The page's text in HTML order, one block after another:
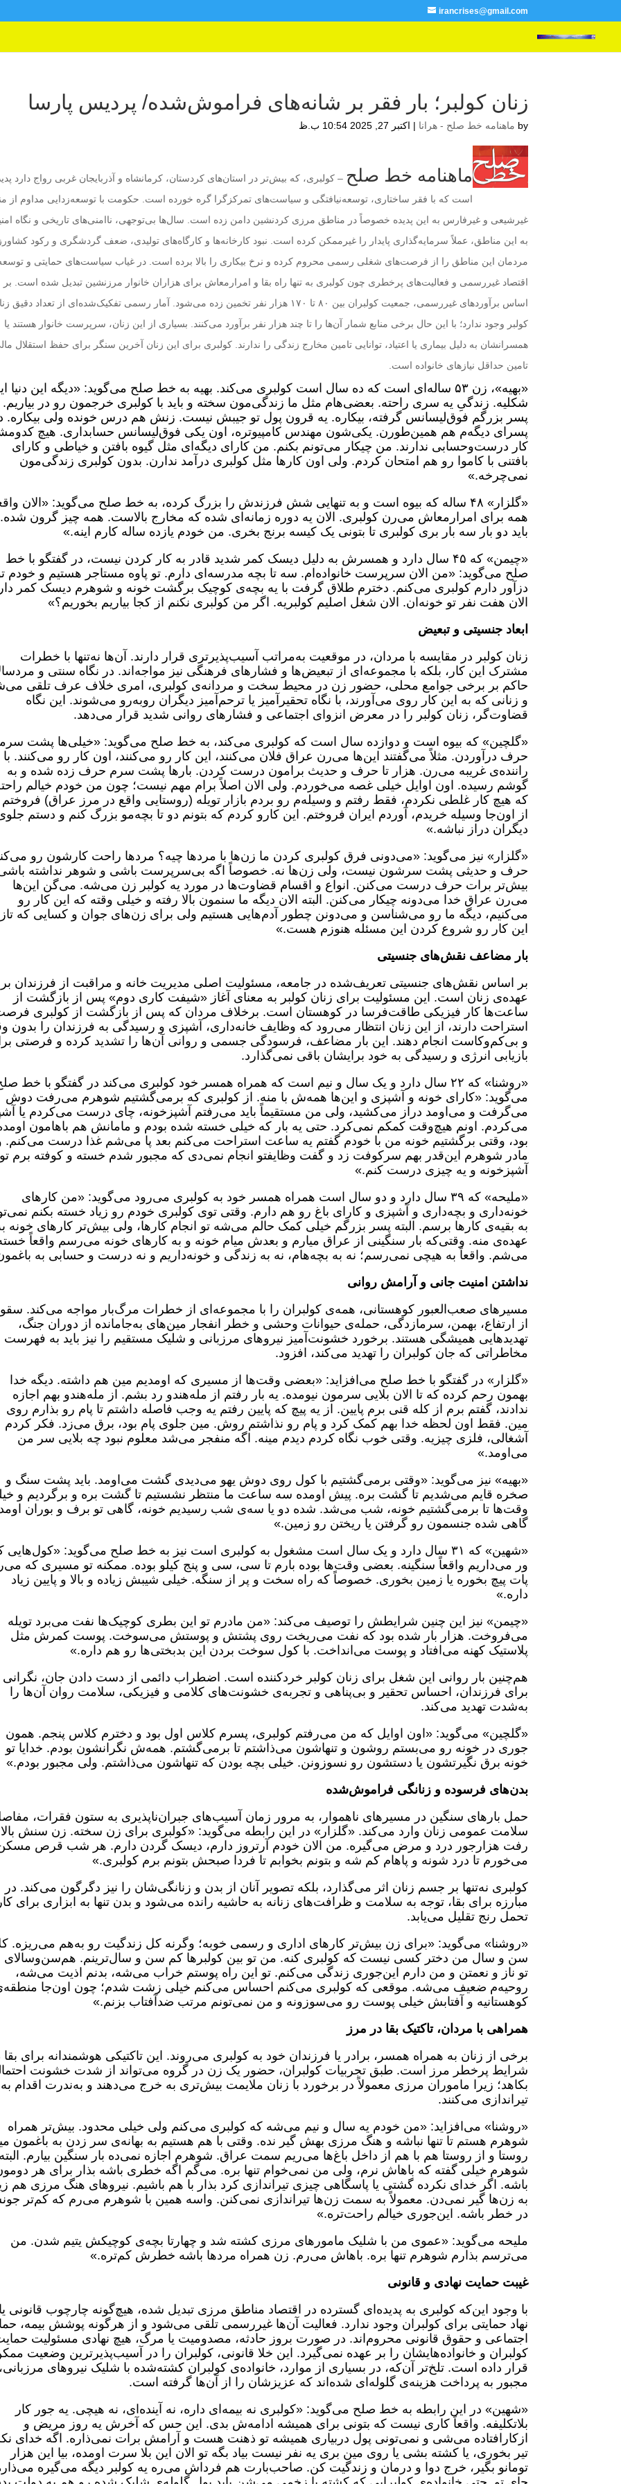
irancrises@gmail.com
زنان کولبر؛ بار فقر بر شانه‌های فراموش‌شده/ پردیس پارسا
by ماهنامه خط صلح - هرانا | اکتبر 27, 2025 10:54 ب.ظ
ماهنامه خط صلح – کولبری، که بیش‌تر در استان‌های کردستان، کرمانشاه و آذربایجان غربی رواج دارد
است که با فقر ساختاری، توسعه‌نیافتگی و سیاست‌های تمرکزگرا گره خورده است. حکومت با توسعه‌زدایی مداوم از
غیرشیعی و غیرفارس به این پدیده خصوصاً در مناطق مرزی کردنشین دامن زده است. سال‌ها بی‌توجهی، ناامنی‌های تاریخی و نگاه
به این مناطق، عملاً سرمایه‌گذاری پایدار را غیرممکن کرده است. نبود کارخانه‌ها و کارگاه‌های تولیدی، ضعف گردشگری و رکود
مردمان این مناطق را از فرصت‌های شغلی رسمی محروم کرده و نرخ بیکاری را بالا برده است. در غیاب سیاست‌های حمایتی و
اقتصاد غیررسمی و فعالیت‌های پرخطری چون کولبری به تنها راه بقا و امرارمعاش برای هزاران خانوار مرزنشین تبدیل شده است. بر
اساس برآوردهای غیررسمی، جمعیت کولبران بین ۸۰ تا ۱۷۰ هزار نفر تخمین زده می‌شود. آمار رسمی تفکیک‌شده‌ای از تعداد دقیق
کولبر وجود ندارد؛ با این حال برخی منابع شمار آن‌ها را تا چند هزار نفر برآورد می‌کنند. بسیاری از این زنان، سرپرست خانوار هستند یا
همسرانشان به دلیل بیماری یا اعتیاد، توانایی تامین مخارج زندگی را ندارند. کولبری برای این زنان آخرین سنگر برای حفظ استقلال
تامین حداقل نیازهای خانواده است.
«بهیه»، زن ۵۳ ساله‌ای است که ده سال است کولبری می‌کند. بهیه به خط صلح می‌گوید: «دیگه این دنیا
شکلیه. زندگیِ یه سری راحته. بعضی‌هام مثل ما زندگی‌مون سخته و باید با کولبری خرجمون رو در بیاریم.
پسر بزرگم فوق‌لیسانس گرفته، بیکاره. یه قرون پول تو جیبش نیست. زنش هم درس خونده ولی بیکاره.
پسرای دیگه‌م هم همین‌طورن. یکی‌شون مهندس کامپیوتره، اون یکی فوق‌لیسانس حسابداری. هیچ
کار درست‌وحسابی ندارند. من چیکار می‌تونم بکنم. من کارای دیگه‌ای مثل گیوه بافتن و خیاطی و کارای
بافتنی با کاموا رو هم امتحان کردم. ولی اون کارها مثل کولبری درآمد ندارن. بدون کولبری زندگی‌مون
نمی‌چرخه.»
«گلزار» ۴۸‌ ساله که بیوه است و به تنهایی شش فرزندش را بزرگ کرده، به خط صلح می‌گوید: «الان
همه برای امرارمعاش می‌رن کولبری. الان یه دوره زمانه‌ای شده که مخارج بالاست. همه چیز گرون شده.
باید دو بار سه بار بری کولبری تا بتونی یک کیسه برنج بخری. من خودم یازده ساله کارم اینه.»
«چیمن» که ۴۵ سال دارد و همسرش به دلیل دیسک کمر شدید قادر به کار کردن نیست، در گفتگو با خط
صلح می‌گوید: «من الان سرپرست خانواده‌ام. سه تا بچه مدرسه‌ای دارم. تو پاوه مستاجر هستیم و خودم
دزآور دارم کولبری می‌کنم. دخترم طلاق گرفت با یه بچه‌ی کوچیک برگشت خونه و شوهرم دیسک کمر
الان هفت نفر تو خونه‌ان. الان شغل اصلیم کولبریه. اگر من کولبری نکنم از کجا بیاریم بخوریم؟»
ابعاد جنسیتی و تبعیض
زنان کولبر در مقایسه با مردان، در موقعیت به‌مراتب آسیب‌پذیرتری قرار دارند. آن‌ها نه‌تنها با خطرات
مشترک این کار، بلکه با مجموعه‌ای از تبعیض‌ها و فشارهای فرهنگی نیز مواجه‌اند. در نگاه سنتی و
حاکم بر برخی جوامع محلی، حضور زن در محیط سخت و مردانه‌ی کولبری، امری خلاف عرف تلقی
و زنانی که به این کار روی می‌آورند، با نگاه تحقیرآمیز یا ترحم‌آمیز دیگران روبه‌رو می‌شوند. این نگاه
قضاوت‌گر، زنان کولبر را در معرض انزوای اجتماعی و فشارهای روانی شدید قرار می‌دهد.
«گلچین» که بیوه است و دوازده سال است که کولبری می‌کند، به خط صلح می‌گوید: «خیلی‌ها پشت
حرف درآوردن. مثلاً می‌گفتند این‌ها می‌رن عراق فلان می‌کنند، این کار رو می‌کنند، اون کار رو می‌کنند. با
راننده‌ی غریبه می‌رن. هزار تا حرف و حدیث برامون درست کردن. بارها پشت سرم حرف زده شده و به
گوشم رسیده. اون اوایل خیلی غصه می‌خوردم. ولی الان اصلاً برام مهم نیست؛ چون من خودم خیالم
که هیچ کار غلطی نکردم، فقط رفتم و وسیله‌م رو بردم بازار تویله (روستایی واقع در مرز عراق) فروختم
از اون‌جا وسیله خریدم، آوردم ایران فروختم. این کارو کردم که بتونم دو تا بچه‌مو بزرگ کنم و دستم
دیگران دراز نباشه.»
«گلزار» نیز می‌گوید: «می‌دونی فرق کولبری کردن ما زن‌ها با مردها چیه؟ مردها راحت کارشون رو
حرف و حدیثی پشت سرشون نیست، ولی زن‌ها نه. خصوصاً اگه بی‌سرپرست باشی و شوهر نداشته
بیش‌تر برات حرف درست می‌کنن. انواع و اقسام قضاوت‌ها در مورد یه کولبر زن می‌شه. می‌گن این‌ها
می‌رن عراق خدا می‌دونه چیکار می‌کنن. البته الان دیگه ما سنمون بالا رفته و خیلی وقته که این کار رو
می‌کنیم، دیگه ما رو می‌شناسن و می‌دونن چطور آدم‌هایی هستیم ولی برای زن‌های جوان و کسایی که
این کار رو شروع کردن این مسئله هنوزم هست.»
بار مضاعف نقش‌های جنسیتی
بر اساس نقش‌های جنسیتی تعریف‌شده در جامعه، مسئولیت اصلی مدیریت خانه و مراقبت از فرزندان بر
عهده‌ی زنان است. این مسئولیت برای زنان کولبر به معنای آغاز «شیفت کاری دوم» پس از بازگشت از
ساعت‌ها کار فیزیکی طاقت‌فرسا در کوهستان است. برخلاف مردان که پس از بازگشت از کولبری
استراحت دارند، از این زنان انتظار می‌رود که وظایف خانه‌داری، آشپزی و رسیدگی به فرزندان را بدون
و بی‌کم‌وکاست انجام دهند. این بار مضاعف، فرسودگی جسمی و روانی آن‌ها را تشدید کرده و فرصتی
بازیابی انرژی و رسیدگی به خود برایشان باقی نمی‌گذارد.
«روشنا» که ۲۲ سال دارد و یک سال و نیم است که همراه همسر خود کولبری می‌کند در گفتگو با خط
می‌گوید: «کارای خونه و آشپزی و این‌ها همه‌ش با منه. از کولبری که برمی‌گشتیم شوهرم می‌رفت دوش
می‌گرفت و می‌اومد دراز می‌کشید، ولی من مستقیماً باید می‌رفتم آشپزخونه، چای درست می‌کردم یا
می‌کردم. اونم هیچ‌وقت کمکم نمی‌کرد. حتی یه بار که خیلی خسته شده بودم و مامانش هم باهامون
بود، وقتی برگشتیم خونه من با خودم گفتم یه ساعت استراحت می‌کنم بعد پا می‌شم غذا درست می‌کنم.
مادر شوهرم این‌قدر بهم سرکوفت زد و گفت وظایفتو انجام نمی‌دی که مجبور شدم خسته و کوفته برم تو
آشپزخونه و یه چیزی درست کنم.»
«ملیحه» که ۳۹ سال دارد و دو سال است همراه همسر خود به کولبری می‌رود می‌گوید: «من کارهای
خونه‌داری و بچه‌داری و آشپزی و کارای باغ رو هم دارم. وقتی توی کولبری خودم رو زیاد خسته بکنم
به بقیه‌ی کارها برسم. البته پسر بزرگم خیلی کمک حالم می‌شه تو انجام کارها، ولی بیش‌تر کارهای خونه
عهده‌ی منه. وقتی‌که بار سنگینی از عراق میارم و بعدش میام خونه و به کارهای خونه می‌رسم واقعاً
می‌شم. واقعاً به هیچی نمی‌رسم؛ نه به بچه‌هام، نه به زندگی و خونه‌داریم و نه درست و حسابی به
نداشتن امنیت جانی و آرامش روانی
مسیرهای صعب‌العبور کوهستانی، همه‌‌ی کولبران را با مجموعه‌ای از خطرات مرگ‌بار مواجه می‌کند.
از ارتفاع، بهمن، سرمازدگی، حمله‌ی حیوانات وحشی و خطر انفجار مین‌های به‌جامانده از دوران جنگ،
تهدیدهایی همیشگی هستند. برخورد خشونت‌آمیز نیروهای مرزبانی و شلیک مستقیم را نیز باید به فهرست
مخاطراتی که جان کولبران را تهدید می‌کند، افزود.
«گلزار» در گفتگو با خط صلح می‌افزاید: «بعضی وقت‌ها از مسیری که اومدیم مین هم داشته. دیگه خدا
بهمون رحم کرده که تا الان بلایی سرمون نیومده. یه بار رفتم از مله‌هندو رد بشم. از مله‌هندو بهم اجازه
ندادند، گفتم برم از کله قنی برم پایین. از یه پیچ که پایین رفتم یه وجب فاصله داشتم تا پام رو بذارم روی
مین. فقط اون لحظه خدا بهم کمک کرد و پام رو نذاشتم روش. مین جلوی پام بود، برق می‌زد. فکر کردم
آشغالی، فلزی‌ چیزیه. وقتی خوب نگاه کردم دیدم مینه. اگه منفجر می‌شد معلوم نبود چه بلایی سر من
می‌اومد.»
«بهیه» نیز می‌گوید: «وقتی برمی‌گشتیم با کول روی دوش یهو می‌دیدی گشت می‌اومد. باید پشت سنگ و
صخره قایم می‌شدیم تا گشت بره. پیش اومده سه ساعت ما منتظر نشستیم تا گشت بره و برگردیم و
وقت‌ها تا برمی‌گشتیم خونه، شب می‌شد. شده دو یا سه‌ی شب رسیدیم خونه، گاهی تو برف و بوران
گاهی شده جنسمون رو گرفتن یا ریختن رو زمین.»
«شهین» که ۳۱ سال دارد و یک سال است مشغول به کولبری‌ است نیز به خط صلح می‌گوید: «کول‌هایی
ور می‌داریم واقعاً سنگینه. بعضی وقت‌ها بوده بارم تا سی، سی و پنج کیلو بوده. ممکنه تو مسیری که
پات پیچ بخوره یا زمین بخوری. خصوصاً که راه سخت و پر از سنگه. خیلی شیبش زیاده و بالا و پایین زیاد
داره.»
«چیمن» نیز این چنین شرایطش را توصیف می‌کند: «من مادرم تو این بطری کوچیک‌ها نفت می‌برد تویله
می‌فروخت. هزار بار شده بود که نفت می‌ریخت روی پشتش و پوستش می‌سوخت. پوست کمرش مثل
پلاستیک کهنه می‌افتاد و پوست می‌انداخت. با کول سوخت بردن این بدبختی‌ها رو هم داره.»
هم‌چنین بار روانی این شغل برای زنان کولبر خردکننده است. اضطراب دائمی از دست دادن جان، نگرانی
برای فرزندان، احساس تحقیر و بی‌پناهی و تجربه‌ی خشونت‌های کلامی و فیزیکی، سلامت روان آن‌ها را
به‌شدت تهدید می‌کند.
«گلچین» می‌گوید: «اون اوایل که من می‌رفتم کولبری، پسرم کلاس اول بود و دخترم کلاس پنجم. همون
جوری در خونه رو می‌بستم روشون و تنهاشون می‌ذاشتم تا برمی‌گشتم. همه‌ش نگرانشون بودم. خدایا تو
خونه برق نگیرتشون یا دستشون رو نسوزونن. خیلی بچه بودن که تنهاشون می‌ذاشتم. ولی مجبور بودم.»
بدن‌های فرسوده و زنانگی فراموش‌شده
حمل بارهای سنگین در مسیرهای ناهموار، به مرور زمان آسیب‌های جبران‌ناپذیری به ستون فقرات،
سلامت عمومی زنان وارد می‌کند. «گلزار» در این رابطه می‌گوید: «کولبری برای زن سخته. زن سنش بالا
رفت هزارجور درد و مرض می‌گیره. من الان خودم آرتروز دارم، دیسک گردن دارم. هر شب قرص
می‌خورم تا درد شونه و پاهام کم شه و بتونم بخوابم تا فردا صبحش بتونم برم کولبری.»
کولبری نه‌تنها بر جسم زنان اثر می‌گذارد، بلکه تصویر آنان از بدن و زنانگی‌شان را نیز دگرگون می‌کند. در
مبارزه برای بقا، توجه به سلامت و ظرافت‌های زنانه به حاشیه رانده می‌شود و بدن تنها به ابزاری برای
تحمل رنج تقلیل می‌یابد.
«روشنا» می‌گوید: «برای زن بیش‌تر کارهای اداری و رسمی خوبه؛ وگرنه کل زندگیت رو به‌هم می‌ریزه.
سن و سال من دختر کسی نیست که کولبری کنه. من تو بین کولبرها کم سن و سال‌ترینم.
تو ناز و نعمتن و من دارم این‌جوری زندگی می‌کنم. تو این راه پوستم خراب می‌شه، بدنم اذیت می‌شه،
روحیه‌م ضعیف می‌شه. موقعی که کولبری می‌کنم احساس می‌کنم خیلی زشت شدم؛ چون اون‌جا
کوهستانیه و آفتابش خیلی پوست رو می‌سوزونه و من نمی‌تونم مرتب ضدآفتاب بزنم.»
همراهی با مردان، تاکتیک بقا در مرز
برخی از زنان به همراه همسر، برادر یا فرزندان خود به کولبری می‌روند. این تاکتیکی هوشمندانه برای بقا
شرایط پرخطر مرز است. طبق تجربیات کولبران، حضور یک زن در گروه می‌تواند از شدت خشونت
بکاهد؛ زیرا ماموران مرزی معمولاً در برخورد با زنان ملایمت بیش‌تری به خرج می‌دهند و به‌ندرت اقدام به
تیراندازی می‌کنند.
«روشنا» می‌افزاید: «من خودم یه سال و نیم می‌شه که کولبری می‌کنم ولی خیلی محدود. بیش‌تر همراه
شوهرم هستم تا تنها نباشه و هنگ مرزی بهش گیر نده. وقتی با هم هستیم به بهانه‌ی سر زدن به باغمون
روستا و از روستا هم با هم از داخل باغ‌ها می‌ریم سمت عراق. شوهرم اجازه نمی‌ده بار سنگین بیارم. البته
شوهرم خیلی گفته که باهاش نرم، ولی من نمی‌خوام تنها بره. می‌گم اگه خطری باشه بذار برای هر
باشه. اگر خدای نکرده گشتی یا پاسگاهی چیزی تیراندازی کرد بذار با هم باشیم. نیروهای هنگ مرزی هم
به زن‌ها گیر نمی‌دن. معمولاً به سمت زن‌ها تیراندازی نمی‌کنن. واسه همین با شوهرم می‌رم که کم‌تر
در خطر باشه. این‌جوری خیالم راحت‌تره.»
ملیحه می‌گوید: «عموی من با شلیک مامورهای مرزی کشته شد و چهارتا بچه‌ی کوچیکش یتیم شدن. من
می‌ترسم بذارم شوهرم تنها بره. باهاش می‌رم. زن همراه مردها باشه خطرش کم‌تره.»
غیبت حمایت نهادی و قانونی
با وجود این‌که کولبری به پدیده‌ای گسترده در اقتصاد مناطق مرزی تبدیل شده، هیچ‌گونه چارچوب قانونی یا
نهاد حمایتی برای کولبران وجود ندارد. فعالیت آن‌ها غیررسمی تلقی می‌شود و از هرگونه پوشش بیمه،
اجتماعی و حقوق قانونی محروم‌اند. در صورت بروز حادثه، مصدومیت یا مرگ، هیچ نهادی مسئولیت
کولبران و خانواده‌هایشان را بر عهده نمی‌گیرد. این خلا قانونی، کولبران را در آسیب‌پذیرترین وضعیت
قرار داده است. تلخ‌تر آن‌که، در بسیاری از موارد، خانواده‌ی کولبران کشته‌شده با شلیک نیروهای مرزبانی،
مجبور به پرداخت هزینه‌ی گلوله‌ای شده‌اند که عزیزشان را از آن‌ها گرفته است.
«شهین» در این رابطه به خط صلح می‌گوید: «کولبری نه بیمه‌ای داره، نه آینده‌ای، نه هیچی. یه جور کار
بلاتکلیفه. واقعاً کاری نیست که بتونی برای همیشه ادامه‌ش بدی. این حس که آخرش یه روز مریض و
از‌کارافتاده می‌شی و نمی‌تونی پول دربیاری همیشه تو ذهنت هست و آرامش برات نمی‌ذاره. اگه خدای
تیر بخوری، یا کشته بشی یا روی مین بری یه نفر نیست بیاد بگه تو الان این بلا سرت اومده، بیا این هزار
تومانو بگیر، خرج دوا و درمان و زندگیت کن. صاحب‌بارت هم فرداش می‌ره یه کولبر دیگه می‌گیره